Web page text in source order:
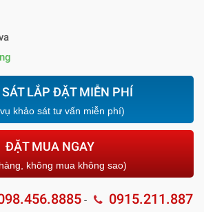
SÁT LẮP ĐẶT MIỄN PHÍ
khảo sát tư vấn miễn phí)
ĐẶT MUA NGAY
không mua không sao)
- 0915.211.887